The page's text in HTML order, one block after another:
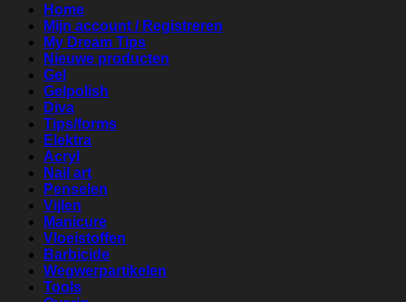
Home
Mijn account / Registreren
My Dream Tips
Nieuwe producten
Gel
Gelpolish
Diva
Tips/forms
Elektra
Acryl
Nail art
Penselen
Vijlen
Manicure
Vloeistoffen
Barbicide
Wegwerpartikelen
Tools